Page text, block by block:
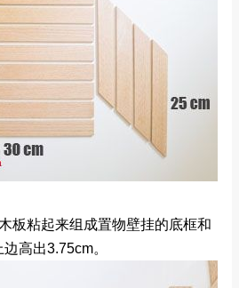
板粘起来组成置物壁挂的底框和
高出3.75cm。